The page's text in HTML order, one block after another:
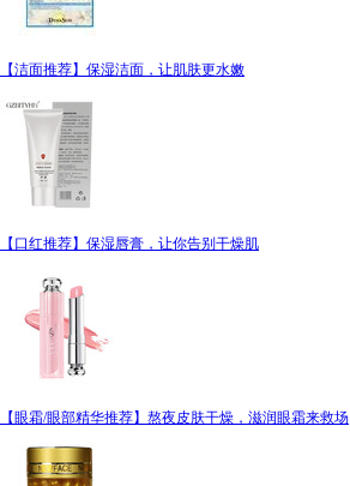
【洁面推荐】保湿洁面，让肌肤更水嫩
【口红推荐】保湿唇膏，让你告别干燥肌
【眼霜/眼部精华推荐】熬夜皮肤干燥，滋润眼霜来救场